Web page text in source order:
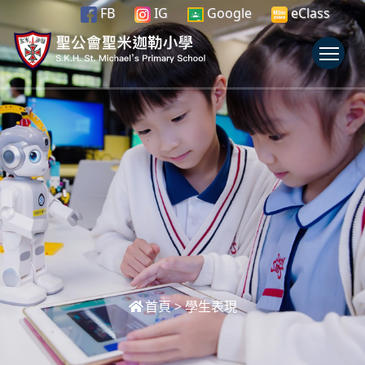
FB IG Google eClass
首頁>學生表現